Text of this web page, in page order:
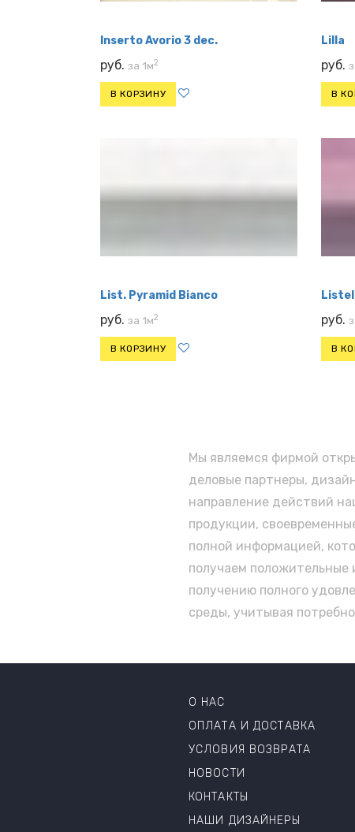
Inserto Avorio 3 dec.
руб. за 1м2
В КОРЗИНУ
Lilla
руб.
В
List. Pyramid Bianco
руб. за 1м2
В КОРЗИНУ
руб.
В
Мы являемся фирмой
деловые партнеры,
направление действий
продукции,
полной информацией,
получаем
получению полного
среды, учитывая
О НАС
ОПЛАТА И ДОСТАВКА
УСЛОВИЯ ВОЗВРАТА
НОВОСТИ
КОНТАКТЫ
НАШИ ДИЗАЙНЕРЫ